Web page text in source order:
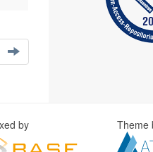
by Theme